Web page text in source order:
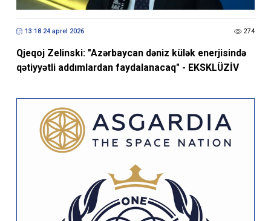
13:18 24 aprel 2026 274
Qjeqoj Zelinski: "Azərbaycan dəniz külək enerjisində
qətiyyətli addımlardan faydalanacaq" - EKSKLÜZİV